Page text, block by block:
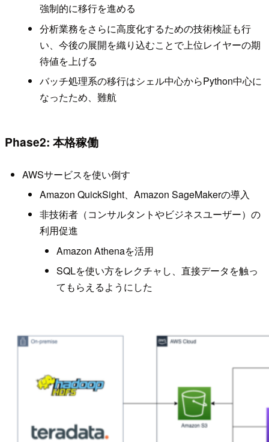
強制的に移行を進める
分析業務をさらに高度化するための技術検証も行
い、今後の展開を織り込むことで上位レイヤーの期
待値を上げる
バッチ処理系の移行はシェル中心からPython中心に
なったため、難航
Phase2: 本格稼働
AWSサービスを使い倒す
Amazon QuickSight、Amazon SageMakerの導入
非技術者（コンサルタントやビジネスユーザー）の
利用促進
Amazon Athenaを活用
SQLを使い方をレクチャし、直接データを触っ
てもらえるようにした